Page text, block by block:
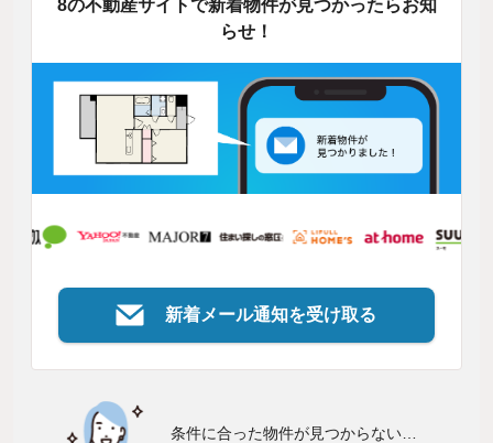
8の不動産サイトで新着物件が見つかったらお知
らせ！
新着メール通知を受け取る
条件に合った物件が見つからない…